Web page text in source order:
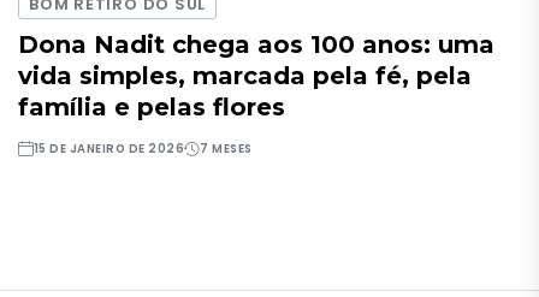
Dona Nadit chega aos 100 anos: uma
vida simples, marcada pela fé, pela
família e pelas flores
15 DE JANEIRO DE 2026 7 MESES